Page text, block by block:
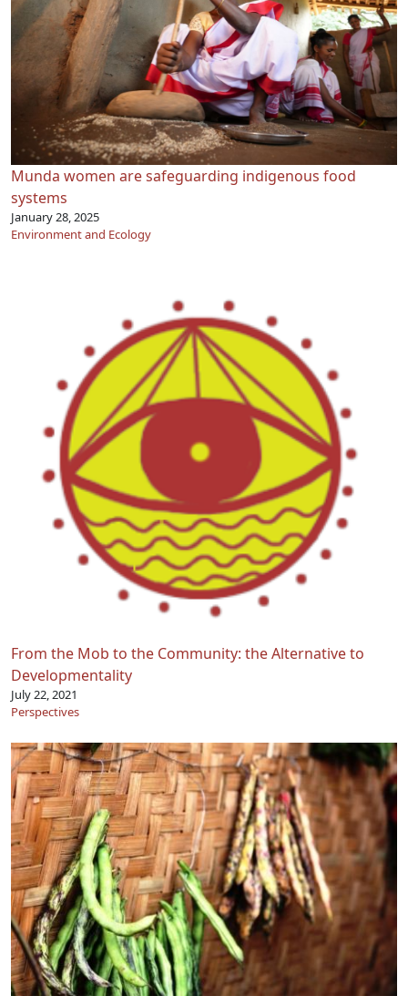
Munda women are safeguarding indigenous food
systems
January 28, 2025
Environment and Ecology
From the Mob to the Community: the Alternative to
Developmentality
July 22, 2021
Perspectives